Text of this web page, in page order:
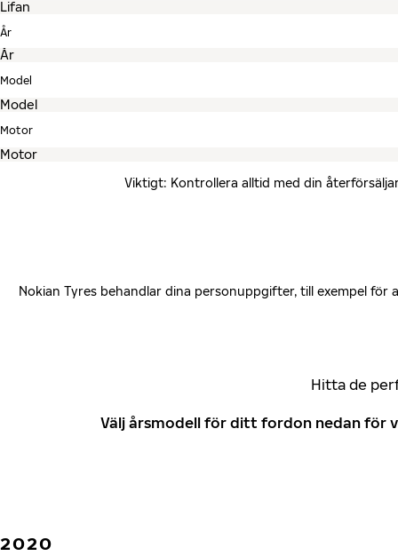
År
Model
Motor
Viktigt: Kontrollera alltid med din
Nokian Tyres behandlar dina personuppgifter, till exempel
Hitta de
Välj årsmodell för ditt fordon nedan för
2020